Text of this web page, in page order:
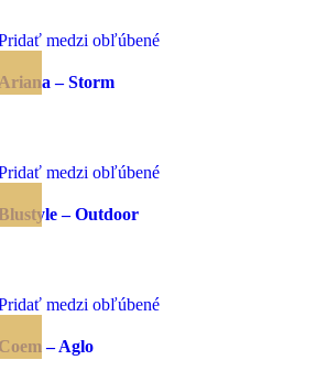
medzi obľúbené
– Storm
medzi obľúbené
– Outdoor
medzi obľúbené
– Aglo